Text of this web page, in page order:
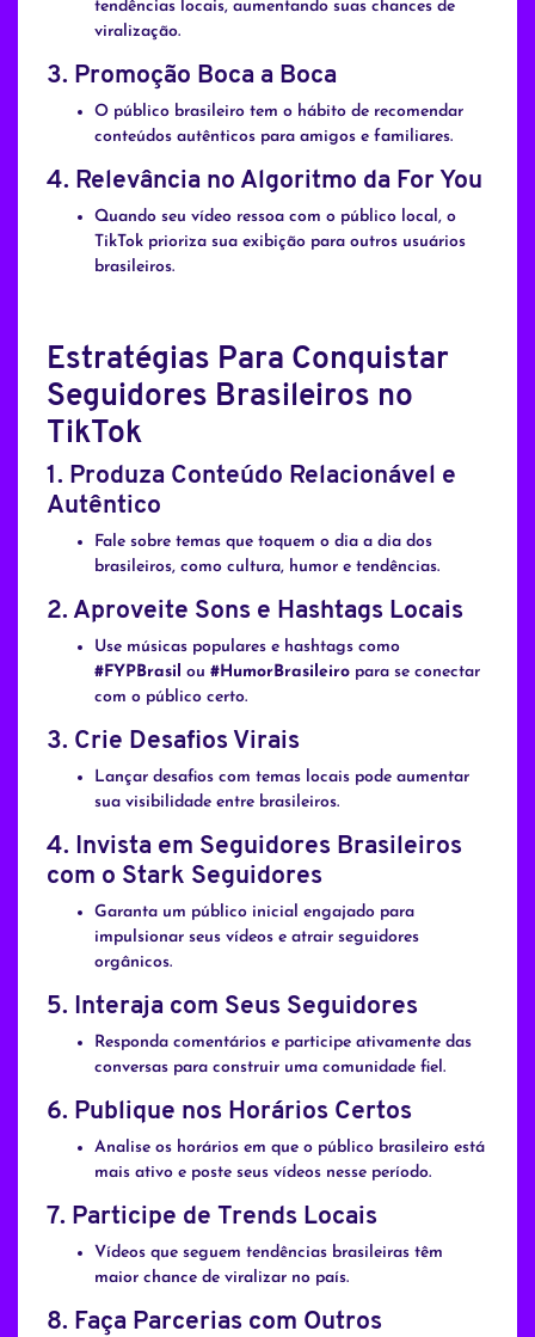
tendências locais, aumentando suas chances de
viralização.
3. Promoção Boca a Boca
O público brasileiro tem o hábito de recomendar
conteúdos autênticos para amigos e familiares.
4. Relevância no Algoritmo da For You
Quando seu vídeo ressoa com o público local, o
TikTok prioriza sua exibição para outros usuários
brasileiros.
Estratégias Para Conquistar
Seguidores Brasileiros no
TikTok
1. Produza Conteúdo Relacionável e
Autêntico
Fale sobre temas que toquem o dia a dia dos
brasileiros, como cultura, humor e tendências.
2. Aproveite Sons e Hashtags Locais
Use músicas populares e hashtags como
#FYPBrasil ou #HumorBrasileiro para se conectar
com o público certo.
3. Crie Desafios Virais
Lançar desafios com temas locais pode aumentar
sua visibilidade entre brasileiros.
4.
Invista em Seguidores Brasileiros
com o Stark Seguidores
Garanta um público inicial engajado para
impulsionar seus vídeos e atrair seguidores
orgânicos.
5. Interaja com Seus Seguidores
Responda comentários e participe ativamente das
conversas para construir uma comunidade fiel.
6. Publique nos Horários Certos
Analise os horários em que o público brasileiro está
mais ativo e poste seus vídeos nesse período.
7. Participe de Trends Locais
Vídeos que seguem tendências brasileiras têm
maior chance de viralizar no país.
8. Faça Parcerias com Outros